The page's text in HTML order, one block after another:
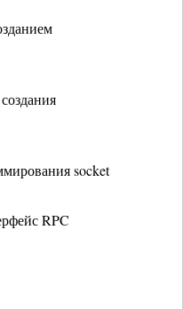
socket
RPC